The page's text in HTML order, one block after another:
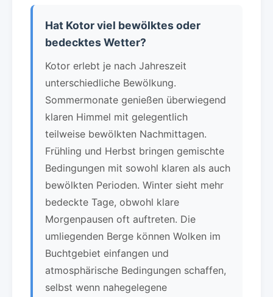
Hat Kotor viel bewölktes oder
bedecktes Wetter?
Kotor erlebt je nach Jahreszeit
unterschiedliche Bewölkung.
Sommermonate genießen überwiegend
klaren Himmel mit gelegentlich
teilweise bewölkten Nachmittagen.
Frühling und Herbst bringen gemischte
Bedingungen mit sowohl klaren als auch
bewölkten Perioden. Winter sieht mehr
bedeckte Tage, obwohl klare
Morgenpausen oft auftreten. Die
umliegenden Berge können Wolken im
Buchtgebiet einfangen und
atmosphärische Bedingungen schaffen,
selbst wenn nahegelegene